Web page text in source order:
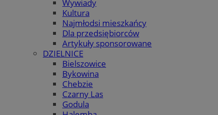
Wywiady
Kultura
Najmłodsi mieszkańcy
Dla przedsiębiorców
Artykuły sponsorowane
DZIELNICE
Bielszowice
Bykowina
Chebzie
Czarny Las
Godula